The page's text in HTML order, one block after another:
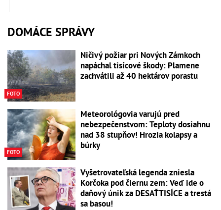
DOMÁCE SPRÁVY
FOTO
Ničivý požiar pri Nových Zámkoch
napáchal tisícové škody: Plamene
zachvátili až 40 hektárov porastu
FOTO
Meteorológovia varujú pred
nebezpečenstvom: Teploty dosiahnu
nad 38 stupňov! Hrozia kolapsy a
búrky
Vyšetrovateľská legenda zniesla
Korčoka pod čiernu zem: Veď ide o
daňový únik za DESAŤTISÍCE a trestá
sa basou!